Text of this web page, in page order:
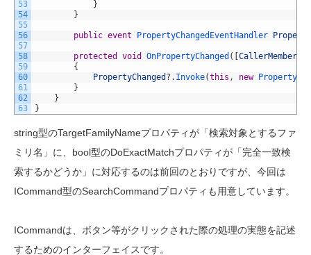
53
54
55
56
57
58
59
60
61
62
63
}
}
public event PropertyChangedEventHandler
protected void OnPropertyChanged (
{
PropertyChanged ? . Invoke(this , new
}
}
}
string型のTargetFamilyNameプロパティが「検索対象とするファ
ミリ名」に、bool型のDoExactMatchプロパティが「完全一致検
索するかどうか 」に対応するのは前回のとおりですが、今回は
ICommand型のSearchCommandプロパティも用意しています。
ICommandは、ボタン等がクリックされた際の処理の実態を記述
するためのインターフェイスです。